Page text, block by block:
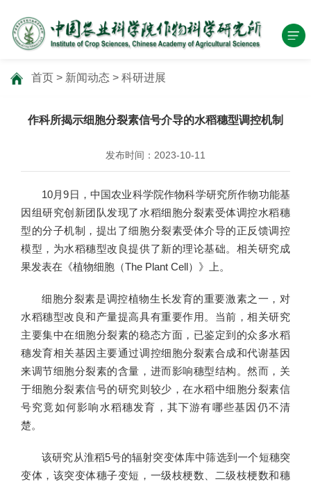
首页 > 新闻动态 > 科研进展
作科所揭示细胞分裂素信号介导的水稻穗型调控机制
发布时间：2023-10-11
10月9日，中国农业科学院作物科学研究所作物功能基
因组研究创新团队发现了水稻细胞分裂素受体调控水稻穗
型的分子机制，提出了细胞分裂素受体介导的正反馈调控
模型，为水稻穗型改良提供了新的理论基础。相关研究成
果发表在《植物细胞（The Plant Cell）》上。
细胞分裂素是调控植物生长发育的重要激素之一，对
水稻穗型改良和产量提高具有重要作用。当前，相关研究
主要集中在细胞分裂素的稳态方面，已鉴定到的众多水稻
穗发育相关基因主要通过调控细胞分裂素合成和代谢基因
来调节细胞分裂素的含量，进而影响穗型结构。然而，关
于细胞分裂素信号的研究则较少，在水稻中细胞分裂素信
号究竟如何影响水稻穗发育，其下游有哪些基因仍不清
楚。
该研究从淮稻5号的辐射突变体库中筛选到一个短穗突
变体，该突变体穗子变短，一级枝梗数、二级枝梗数和穗